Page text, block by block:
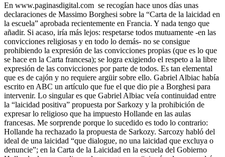
En www.paginasdigital.com se recogían hace unos días unas
declaraciones de Massimo Borghesi sobre la “Carta de la laicidad en
la escuela” aprobada recientemente en Francia. Y nada tengo que
añadir. Si acaso, iría más lejos: respetarse todos mutuamente -en las
convicciones religiosas y en todo lo demás- no se consigue
prohibiendo la expresión de las convicciones propias (que es lo que
se hace en la Carta francesa); se logra exigiendo el respeto a la libre
expresión de las convicciones por parte de todos. Es tan elemental
que es de cajón y no requiere argüir sobre ello. Gabriel Albiac había
escrito en ABC un artículo que fue el que dio pie a Borghesi para
intervenir. Lo singular es que Gabriel Albiac veía continuidad entre
la “laicidad positiva” propuesta por Sarkozy y la prohibición de
expresar lo religioso que ha impuesto Hollande en las aulas
francesas. Me sorprende porque lo sucedido es todo lo contrario:
Hollande ha rechazado la propuesta de Sarkozy. Sarcozy habló del
ideal de una laicidad “que dialogue, no una laicidad que excluya o
denuncie”; en la Carta de la Laicidad en la escuela del Gobierno